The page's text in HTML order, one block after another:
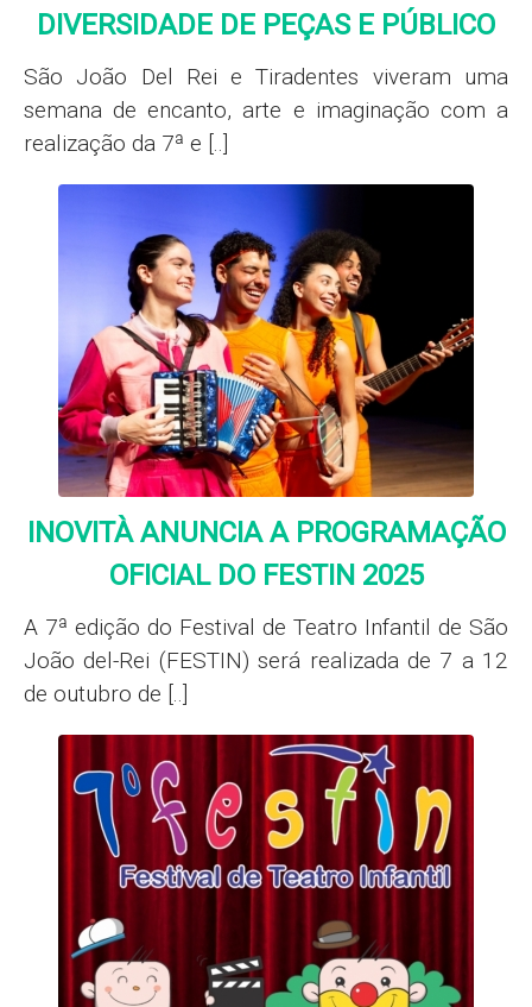
DIVERSIDADE DE PEÇAS E PÚBLICO
São João Del Rei e Tiradentes viveram uma
semana de encanto, arte e imaginação com a
realização da 7ª e [..]
INOVITÀ ANUNCIA A PROGRAMAÇÃO
OFICIAL DO FESTIN 2025
A 7ª edição do Festival de Teatro Infantil de São
João del-Rei (FESTIN) será realizada de 7 a 12
de outubro de [..]